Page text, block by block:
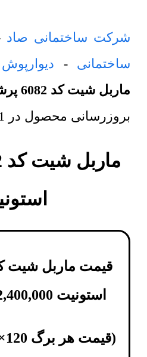
شرکت ساختمانی صاد
ساختمانی - دیوارپوش
ماربل شیت کد 6082 پرشین استونیت
بروزرسانی محصول در
استونیت
(قیمت هر برگ 120×280 سانتی‌متر